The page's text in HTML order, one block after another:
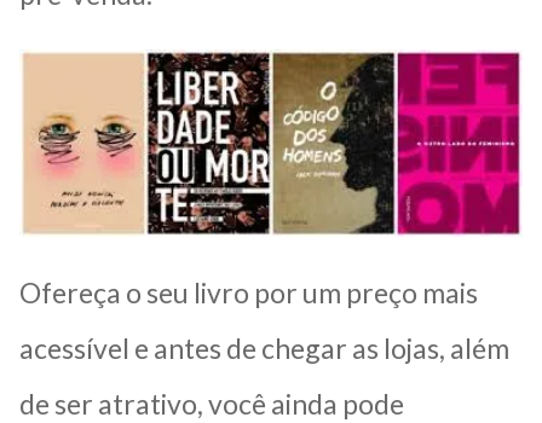
Ofereça o seu livro por um preço mais
acessível e antes de chegar as lojas, além
de ser atrativo, você ainda pode